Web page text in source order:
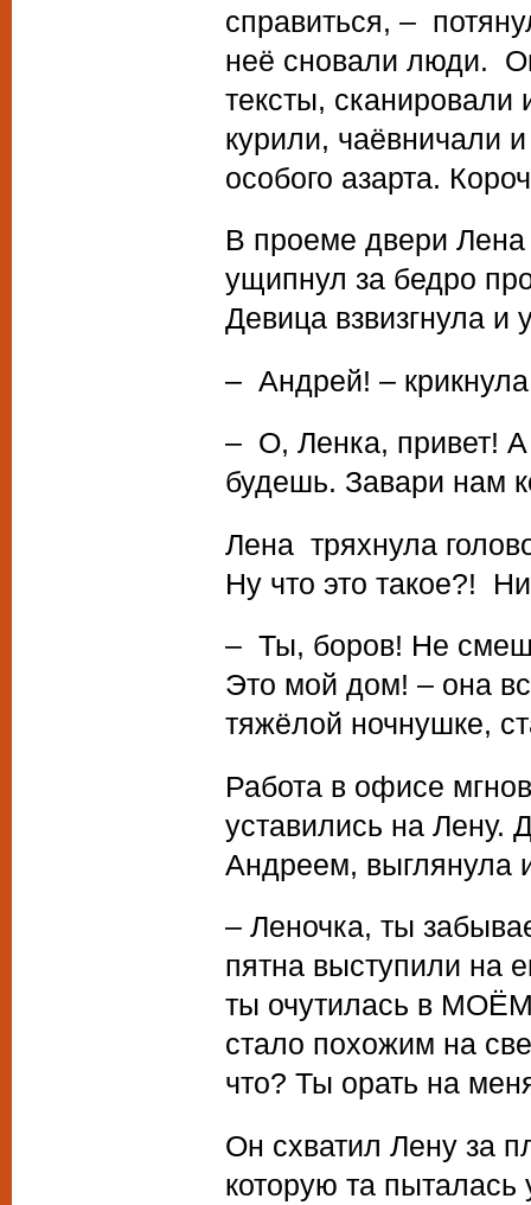
справиться, –
неё сновали люди.
тексты,
курили, чаёвничали
особого азарта.
В проеме двери
ущипнул за бедро
Девица взвизгнула и
– Андрей! –
– О, Ленка, привет! А
будешь. Завари нам
Лена тряхнула
Ну что это такое?!
– Ты, боров! Не
Это мой дом! – она
тяжёлой ночнушке,
Работа в офисе
уставились на Лену.
Андреем, выглянула
– Леночка, ты
пятна выступили на
ты очутилась в
стало похожим на
что? Ты орать на
Он схватил Лену за
которую та